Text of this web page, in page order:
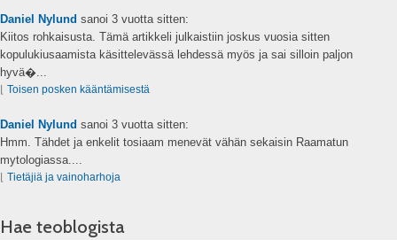
Daniel Nylund sanoi 3 vuotta sitten:
Kiitos rohkaisusta. Tämä artikkeli julkaistiin joskus vuosia sitten
kopulukiusaamista käsittelevässä lehdessä myös ja sai silloin paljon
hyvä�...
Toisen posken kääntämisestä
Daniel Nylund sanoi 3 vuotta sitten:
Hmm. Tähdet ja enkelit tosiaam menevät vähän sekaisin Raamatun
mytologiassa....
Tietäjiä ja vainoharhoja
Hae teoblogista